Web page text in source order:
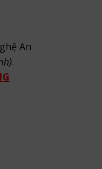
An
.